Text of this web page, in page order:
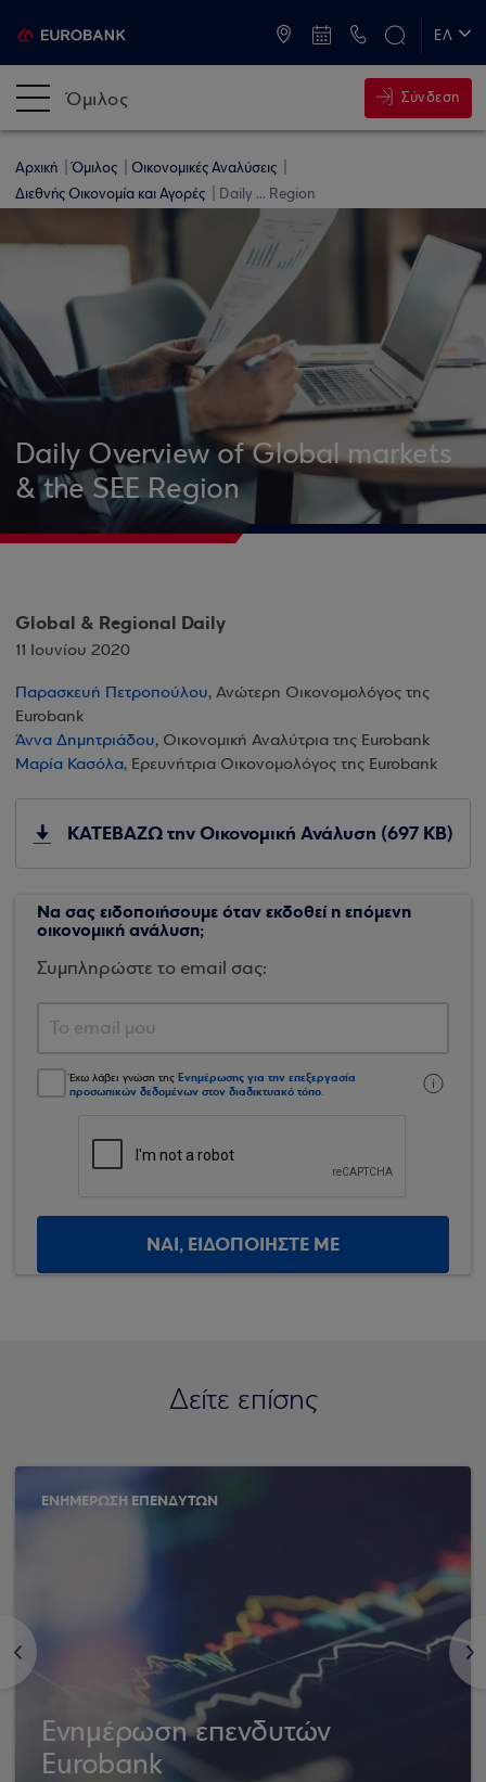
ΕΛ
Όμιλος Σύνδεση
Αρχική Όμιλος
Οικονομικές Αναλύσεις
Διεθνής Οικονομία και Αγορές
Daily ... Region
Daily Overview of Global markets
& the SEE Region
Global & Regional Daily
11 Ιουνίου 2020
Παρασκευή Πετροπούλου, Ανώτερη Οικονομολόγος της
Eurobank
Άννα Δημητριάδου, Οικονομική Αναλύτρια της Eurobank
Μαρία Κασόλα, Ερευνήτρια Οικονομολόγος της Eurobank
ΚΑΤΕΒΑΖΩ την Οικονομική Ανάλυση (697 KB)
Να σας ειδοποιήσουμε όταν εκδοθεί η επόμενη
οικονομική ανάλυση;
Συμπληρώστε το email σας:
Έχω λάβει γνώση της Ενημέρωσης για την επεξεργασία
προσωπικών δεδομένων στον διαδικτυακό τόπο.
ΝΑΙ, ΕΙΔΟΠΟΙΗΣΤΕ ΜΕ
Δείτε επίσης
<
ΕΝΗΜΕΡΩΣΗ ΕΠΕΝΔΥΤΩΝ
Ενημέρωση επενδυτών
Eurobank
>